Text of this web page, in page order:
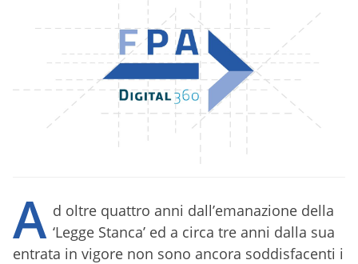
A d oltre quattro anni dall’emanazione della
‘Legge Stanca’ ed a circa tre anni dalla sua
entrata in vigore non sono ancora soddisfacenti i